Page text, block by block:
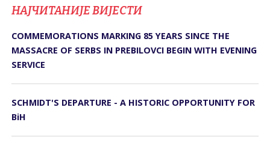
НАЈЧИТАНИЈЕ ВИЈЕСТИ
COMMEMORATIONS MARKING 85 YEARS SINCE THE
MASSACRE OF SERBS IN PREBILOVCI BEGIN WITH EVENING
SERVICE
SCHMIDT'S DEPARTURE - A HISTORIC OPPORTUNITY FOR
BiH